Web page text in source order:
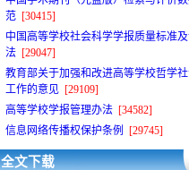
范 [30415]
中国高等学校社会科学学报质量标准
法 [29047]
教育部关于加强和改进高等学校哲学
工作的意见 [29109]
高等学校学报管理办法 [34582]
信息网络传播权保护条例
[29745]
全文下载